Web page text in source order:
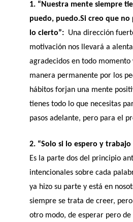
1. “Nuestra mente siempre
puedo, puedo.Si creo que
lo cierto”: Una dirección
motivación nos llevará a
agradecidos en todo
manera permanente por los
hábitos forjan una mente
tienes todo lo que necesitas
pasos adelante, pero para el
Es la parte dos del principio
intencionales sobre cada
ya hizo su parte y está en
siempre se trata de creer,
otro modo, de esperar pero